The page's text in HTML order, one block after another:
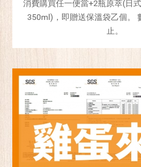
消費購買任一便當+2瓶原萃(日
350ml)，即贈送保溫袋乙個。
止。